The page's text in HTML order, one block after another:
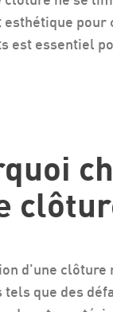
pour
est essentiel
d'une clôture
tels que des